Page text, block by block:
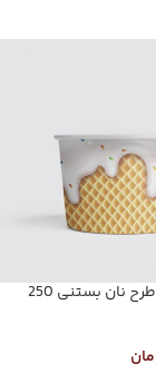
لیوان بستنی طرح نان بستنی 250